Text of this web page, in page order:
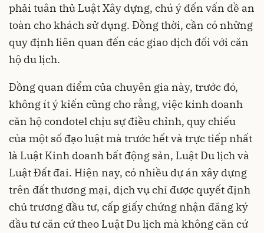
phải tuân thủ Luật Xây dựng, chú ý đến vấn đề an
toàn cho khách sử dụng. Đồng thời, cần có những
quy định liên quan đến các giao dịch đối với căn
hộ du lịch.
Đồng quan điểm của chuyên gia này, trước đó,
không ít ý kiến cũng cho rằng, việc kinh doanh
căn hộ condotel chịu sự điều chỉnh, quy chiếu
của một số đạo luật mà trước hết và trực tiếp nhất
là Luật Kinh doanh bất động sản, Luật Du lịch và
Luật Đất đai. Hiện nay, có nhiều dự án xây dựng
trên đất thương mại, dịch vụ chỉ được quyết định
chủ trương đầu tư, cấp giấy chứng nhận đăng ký
đầu tư căn cứ theo Luật Du lịch mà không căn cứ